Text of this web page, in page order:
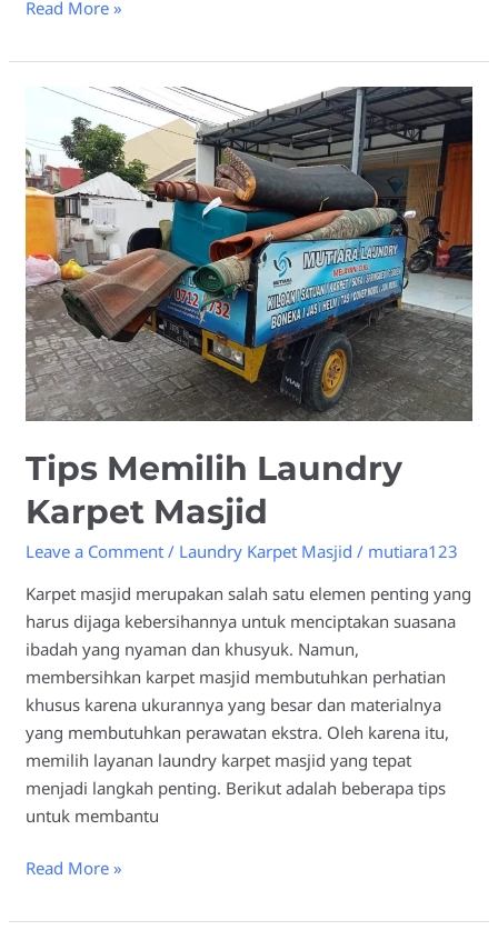
Read More »
Tips Memilih Laundry
Karpet Masjid
Leave a Comment / Laundry Karpet Masjid / mutiara123
Karpet masjid merupakan salah satu elemen penting yang
harus dijaga kebersihannya untuk menciptakan suasana
ibadah yang nyaman dan khusyuk. Namun,
membersihkan karpet masjid membutuhkan perhatian
khusus karena ukurannya yang besar dan materialnya
yang membutuhkan perawatan ekstra. Oleh karena itu,
memilih layanan laundry karpet masjid yang tepat
menjadi langkah penting. Berikut adalah beberapa tips
untuk membantu
Tips
Memilih
Laundry
Karpet
Masjid
Read More »